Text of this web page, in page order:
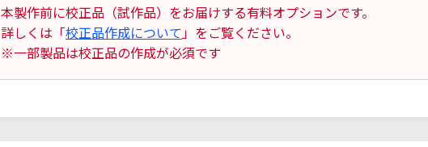
本製作前に校正品（試作品）をお届けする有料オプションです。
詳しくは「校正品作成について 」をご覧ください。
※一部製品は校正品の作成が必須です